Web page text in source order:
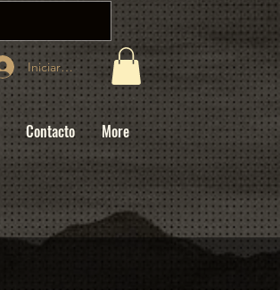
Iniciar sesión
Contacto More